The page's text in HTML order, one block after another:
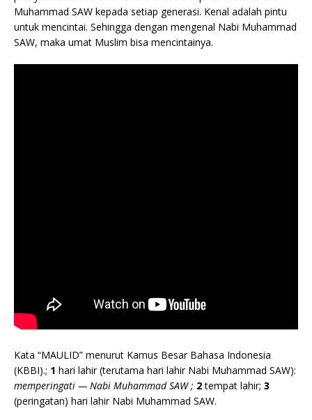
Muhammad SAW kepada setiap generasi. Kenal adalah pintu
untuk mencintai. Sehingga dengan mengenal Nabi Muhammad
SAW, maka umat Muslim bisa mencintainya.
Kata “MAULID” menurut Kamus Besar Bahasa Indonesia
(KBBI).; 1 hari lahir (terutama hari lahir Nabi Muhammad SAW):
memperingati — Nabi Muhammad SAW ; 2tempat lahir; 3
(peringatan) hari lahir Nabi Muhammad SAW.